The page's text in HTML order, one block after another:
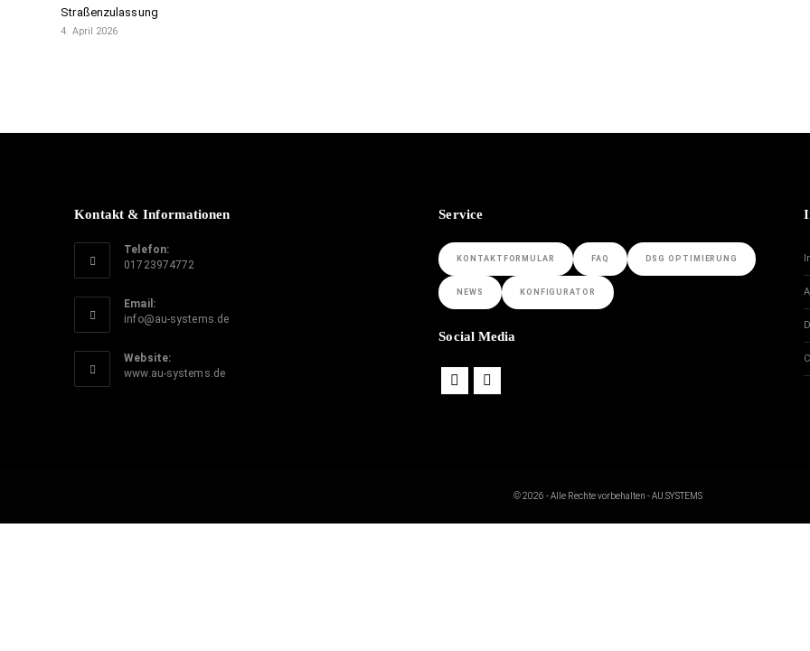
Straßenzulassung
4. April 2026
Kontakt & Informationen
Telefon:
01723974772
Email:
info@au-systems.de
Website:
www.au-systems.de
Service
KONTAKTFORMULAR FAQ DSG OPTIMIERUNG
NEWS KONFIGURATOR
Social Media
© 2026 - Alle Rechte vorbehalten - AU.SYSTEMS